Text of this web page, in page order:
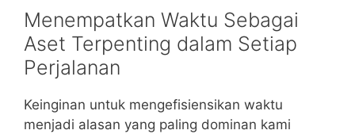
Menempatkan Waktu Sebagai
Aset Terpenting dalam Setiap
Perjalanan
Keinginan untuk mengefisiensikan waktu
menjadi alasan yang paling dominan kami